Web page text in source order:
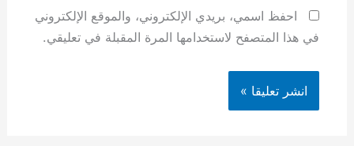
احفظ اسمي، بريدي الإلكتروني، والموقع الإلكتروني
في هذا المتصفح لاستخدامها المرة المقبلة في تعليقي.